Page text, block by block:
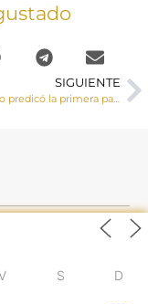
SIGUIENTE
El Sr. Obispo predicó la primera palabra en la procesión penitencia de la Vera Cruz
S D